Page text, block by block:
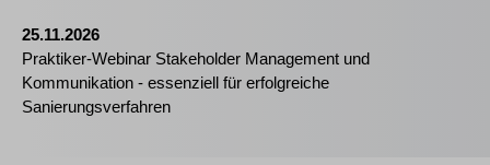
25.11.2026
Praktiker-Webinar Stakeholder Management und
Kommunikation - essenziell für erfolgreiche
Sanierungsverfahren